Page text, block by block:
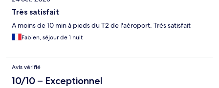
Très satisfait
A moins de 10 min à pieds du T2 de l'aéroport. Très satisfait
Fabien, séjour de 1 nuit
Avis vérifié
10/10 – Exceptionnel